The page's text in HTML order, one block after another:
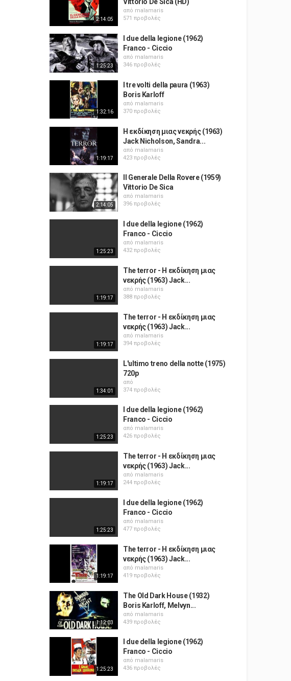
2:14:05
από malamaris
571 προβολές
1:25:23
I due della legione (1962)
Franco - Ciccio
από malamaris
346 προβολές
1:32:16
I tre volti della paura (1963)
Boris Karloff
από malamaris
370 προβολές
1:19:17
Η εκδίκηση μιας νεκρής (1963)
Jack Nicholson, Sandra...
από malamaris
423 προβολές
2:14:05
Il Generale Della Rovere (1959)
Vittorio De Sica
από malamaris
396 προβολές
1:25:23
I due della legione (1962)
Franco - Ciccio
από malamaris
432 προβολές
1:19:17
The terror - Η εκδίκηση μιας
νεκρής (1963) Jack...
από malamaris
388 προβολές
1:19:17
The terror - Η εκδίκηση μιας
νεκρής (1963) Jack...
από malamaris
394 προβολές
1:34:01
L'ultimo treno della notte (1975)
720p
από
374 προβολές
1:25:23
I due della legione (1962)
Franco - Ciccio
από malamaris
426 προβολές
1:19:17
The terror - Η εκδίκηση μιας
νεκρής (1963) Jack...
από malamaris
244 προβολές
1:25:23
I due della legione (1962)
Franco - Ciccio
από malamaris
477 προβολές
1:19:17
The terror - Η εκδίκηση μιας
νεκρής (1963) Jack...
από malamaris
419 προβολές
1:12:03
The Old Dark House (1932)
Boris Karloff, Melvyn...
από malamaris
439 προβολές
1:25:23
I due della legione (1962)
Franco - Ciccio
από malamaris
436 προβολές